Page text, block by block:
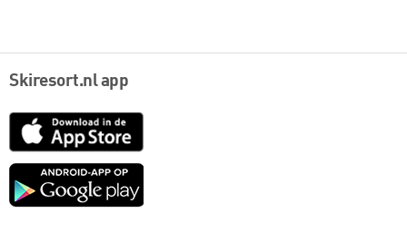
Skiresort.nl app
App
Google